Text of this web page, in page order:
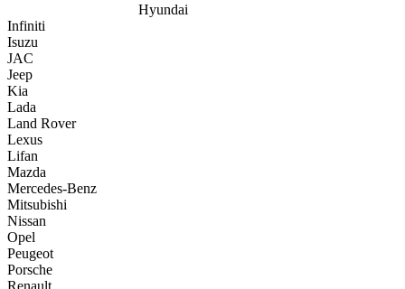
Hyundai
Infiniti
Isuzu
JAC
Jeep
Kia
Lada
Land Rover
Lexus
Lifan
Mazda
Mercedes-Benz
Mitsubishi
Nissan
Opel
Peugeot
Porsche
Renault